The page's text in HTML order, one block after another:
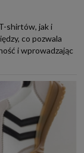
shirtów, jak i
co pozwala
i wprowadzając